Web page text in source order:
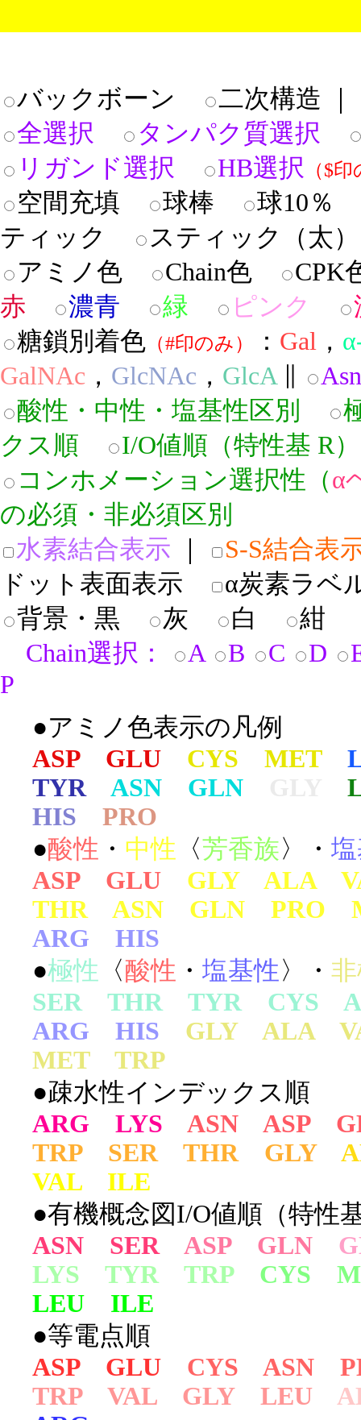
バックボーン
二次構造 ｜
全選択
タンパク質選択
リガンド選択
HB選択 （$
空間充填 球棒
球10％
ティック
スティック（
アミノ色
Chain色
赤
濃青 緑 ピンク
糖鎖別着色 （#印のみ） ： Gal ，
GalNAc ， GlcNAc ， GlcA∥
酸性・中性・塩基性区別
クス順
I/O値順（特性基
コンホメーション選択性（α
の必須・非必須区別
水素結合表示
S-S結合表
ドット表面表示
α炭素ラベ
背景・黒
灰 白
紺
Chain選択：
A B C D
P
●アミノ色表示の凡例
ASP GLU
CYS MET
TYR
ASN GLN
HIS
PRO
●酸性 ・ 中性 〈芳香族〉・
ASP GLU
GLY ALA
THR ASN GLN PRO
ARG HIS
●極性 〈酸性 ・ 塩基性 〉・
SER THR TYR CYS
ARG HIS
GLY ALA
MET TRP
●疎水性インデックス順
ARG LYS
ASN ASP
TRP SER THR GLY
VAL ILE
●有機概念図I/O値順（特性
ASN SER
ASP GLN
LYS TYR TRP
CYS
LEU ILE
●等電点順
ASP GLU
CYS ASN
TRP VAL GLY LEU